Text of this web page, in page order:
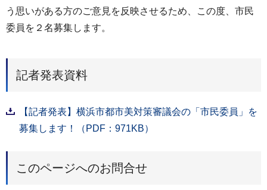
う思いがある方のご意見を反映させるため、この度、市民
委員を２名募集します。
記者発表資料
【記者発表】横浜市都市美対策審議会の「市民委員」を
募集します！（PDF：971KB）
このページへのお問合せ